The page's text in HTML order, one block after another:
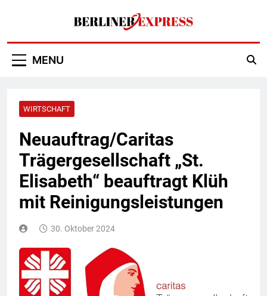
Berliner Express
MENU
WIRTSCHAFT
Neuauftrag/Caritas
Trägergesellschaft „St.
Elisabeth“ beauftragt Klüh
mit Reinigungsleistungen
30. Oktober 2024